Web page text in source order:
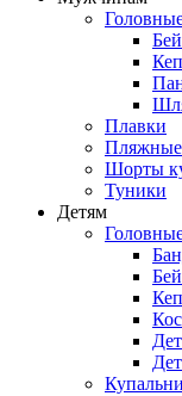
Плавки
Шорты
Туники
Детям